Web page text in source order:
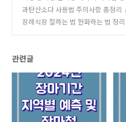
과탄산소다 사용법 주의사항 총정리
장례식장 절하는 법 헌화하는 법 정리
관련글